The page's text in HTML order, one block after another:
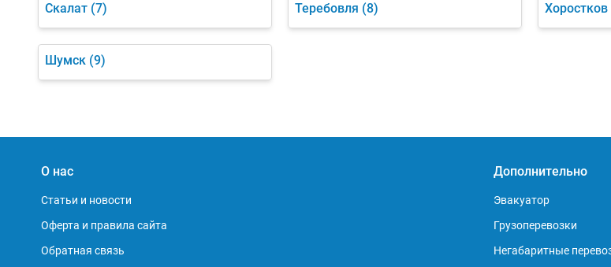
Скалат (7) Теребовля (8) Хоростков
Шумск (9)
О нас
Статьи и новости
Оферта и правила сайта
Обратная связь
Дополнительно
Эвакуатор
Грузоперевозки
Негабаритные